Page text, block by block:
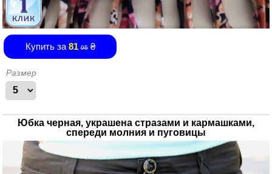
Купить за 81 95 ₴
Размер
Юбка черная, украшена стразами и кармашками,
спереди молния и пуговицы